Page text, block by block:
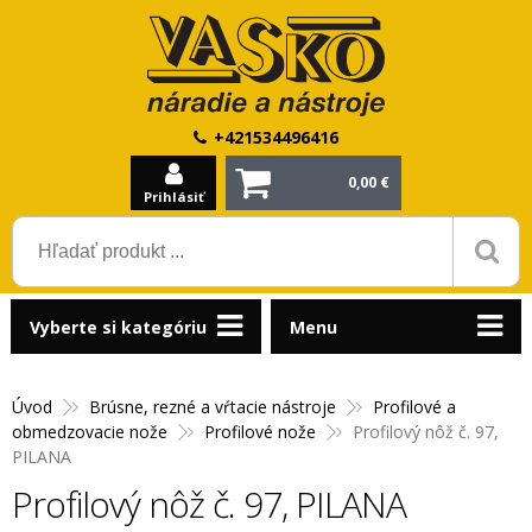
+421534496416
Prihlásiť
0,00 €
Úvod Brúsne, rezné a vŕtacie nástroje
Profilové a
obmedzovacie nože
Profilové nože
Profilový nôž č. 97,
PILANA
Profilový nôž č. 97, PILANA
Vyberte si kategóriu Menu